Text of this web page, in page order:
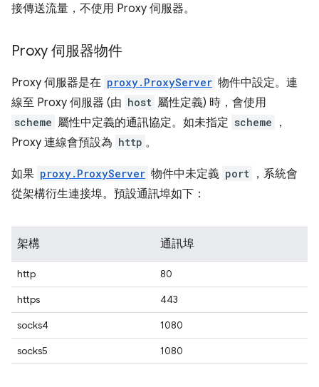
接傳送流量，不使用 Proxy 伺服器。
Proxy 伺服器物件
Proxy 伺服器是在 proxy.ProxyServer 物件中設定。連
線至 Proxy 伺服器 (由 host 屬性定義) 時，會使用
scheme 屬性中定義的通訊協定。如未指定 scheme
，
Proxy 連線會預設為 http 。
如果 proxy.ProxyServer 物件中未定義 port ，系統會
從架構衍生連接埠。預設通訊埠如下：
架構 通訊埠
http
80
https
443
socks4
1080
socks5
1080